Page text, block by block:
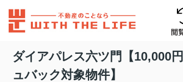
閲
ダイアパレス六ツ門【10,000
ュバック対象物件】